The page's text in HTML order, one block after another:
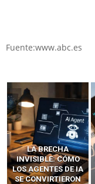
Fuente:www.abc.es
LA BRECHA
INVISIBLE: CÓMO
LOS AGENTES DE IA
SE CONVIRTIERON